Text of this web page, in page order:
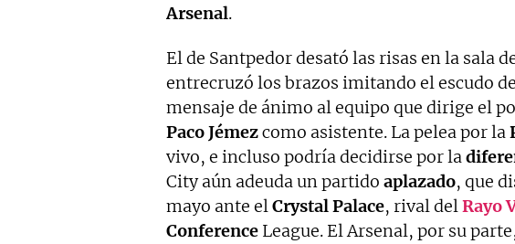
Arsenal.
El de Santpedor desató las risas en la sala
entrecruzó los brazos imitando el escudo
mensaje de ánimo al equipo que dirige el
Paco Jémezcomo asistente. La pelea por la
vivo, e incluso podría decidirse por la
City aún adeuda un partido aplazado, que
mayo ante elCrystal Palace, rival delRayo
Conference League. El Arsenal, por su